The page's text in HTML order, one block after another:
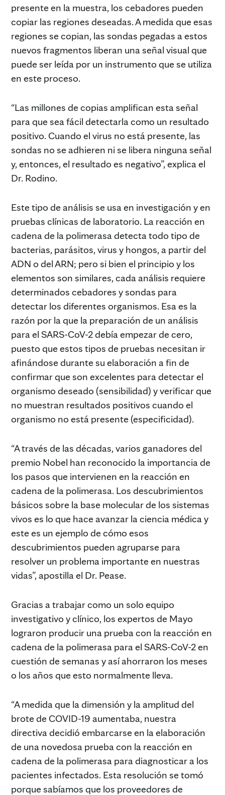
presente en la muestra, los cebadores pueden
copiar las regiones deseadas. A medida que esas
regiones se copian, las sondas pegadas a estos
nuevos fragmentos liberan una señal visual que
puede ser leída por un instrumento que se utiliza
en este proceso.
“Las millones de copias amplifican esta señal
para que sea fácil detectarla como un resultado
positivo. Cuando el virus no está presente, las
sondas no se adhieren ni se libera ninguna señal
y, entonces, el resultado es negativo”, explica el
Dr. Rodino.
Este tipo de análisis se usa en investigación y en
pruebas clínicas de laboratorio. La reacción en
cadena de la polimerasa detecta todo tipo de
bacterias, parásitos, virus y hongos, a partir del
ADN o del ARN; pero si bien el principio y los
elementos son similares, cada análisis requiere
determinados cebadores y sondas para
detectar los diferentes organismos. Esa es la
razón por la que la preparación de un análisis
para el SARS-CoV-2 debía empezar de cero,
puesto que estos tipos de pruebas necesitan ir
afinándose durante su elaboración a fin de
confirmar que son excelentes para detectar el
organismo deseado (sensibilidad) y verificar que
no muestran resultados positivos cuando el
organismo no está presente (especificidad).
“A través de las décadas, varios ganadores del
premio Nobel han reconocido la importancia de
los pasos que intervienen en la reacción en
cadena de la polimerasa. Los descubrimientos
básicos sobre la base molecular de los sistemas
vivos es lo que hace avanzar la ciencia médica y
este es un ejemplo de cómo esos
descubrimientos pueden agruparse para
resolver un problema importante en nuestras
vidas”, apostilla el Dr. Pease.
Gracias a trabajar como un solo equipo
investigativo y clínico, los expertos de Mayo
lograron producir una prueba con la reacción en
cadena de la polimerasa para el SARS-CoV-2 en
cuestión de semanas y así ahorraron los meses
o los años que esto normalmente lleva.
“A medida que la dimensión y la amplitud del
brote de COVID-19 aumentaba, nuestra
directiva decidió embarcarse en la elaboración
de una novedosa prueba con la reacción en
cadena de la polimerasa para diagnosticar a los
pacientes infectados. Esta resolución se tomó
porque sabíamos que los proveedores de